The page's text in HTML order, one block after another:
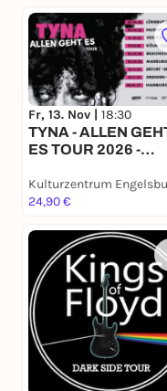
Fr, 13. Nov | 18:30
TYNA - ALLEN
ES TOUR 2026 -
Kulturzentrum
24,90 €